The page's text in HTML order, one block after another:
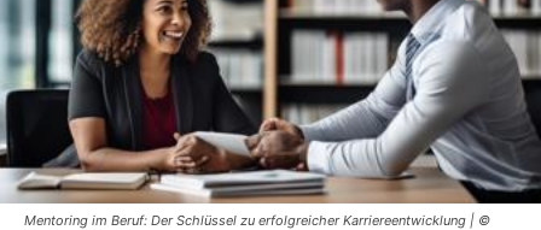
Mentoring im Beruf: Der Schlüssel zu erfolgreicher Karriereentwicklung | ©